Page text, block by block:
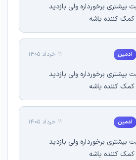
بیشتری برخورداره ولی بازدید
کمک کننده باشه
ادمین 11 خرداد 1405
بیشتری برخورداره ولی بازدید
کمک کننده باشه
ادمین 11 خرداد 1405
بیشتری برخورداره ولی بازدید
کمک کننده باشه